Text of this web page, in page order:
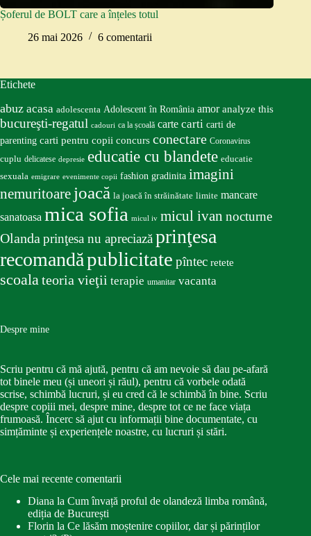
Șoferul de BOLT care a înțeles totul
26 mai 2026
6 comentarii
Etichete
abuz acasa adolescenta Adolescent în România amor analyze this
bucureşti-regatul cadouri ca la școală carte carti carti de
parenting carti pentru copii concurs conectare Coronavirus
cuplu delicatese depresie educatie cu blandete educatie
sexuala emigrare evenimente copii fashion gradinita imagini
nemuritoare joacă la joacă în străinătate limite mancare
sanatoasa mica sofia micul iv micul ivan nocturne
Olanda prinţesa nu apreciază prinţesa
recomandăpublicitate pîntec retete
scoala teoria vieţii terapie umanitar vacanta
Despre mine
Scriu pentru că mă ajută, pentru că am nevoie să dau pe-afară
tot binele meu (și uneori și răul), pentru că vorbele odată
scrise, schimbă lucruri, și eu cred că le schimbă în bine. Scriu
despre copiii mei, despre mine, despre tot ce ne face viața
frumoasă. Încerc să ajut cu informații bine documentate, cu
simțăminte și experiențele noastre, cu lucruri și stări.
Cele mai recente comentarii
Diana la Cum învață proful de olandeză limba română,
ediția de București
Florin la Ce lăsăm moștenire copiilor, dar și părinților